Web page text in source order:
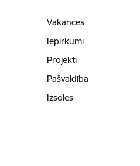
Vakances
Iepirkumi
Projekti
Pašvaldība
Izsoles